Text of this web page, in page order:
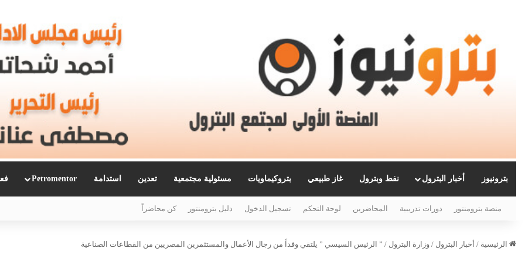
بترونيوز أخبار البترول نفط وبترول غاز طبيعي بتروكيماويات مسئولية مجتمعية تعدين استدامة Petromentor
منصة بترومنتور دورات تدريبية المحاضرين لوحة التحكم تسجيل الدخول دليل بترومنتور كن محاضراً
الرئيسية / أخبار البترول / وزارة البترول / ” الرئيس السيسي ” يلتقي وفداً من رجال الأعمال والمستثمرين المصريين من القطاعات الصناعية